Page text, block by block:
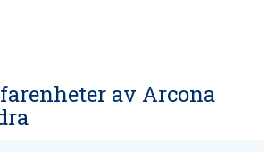
av Arcona